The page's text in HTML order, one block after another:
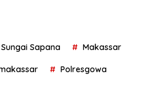
Sapana Makassar
Polresgowa